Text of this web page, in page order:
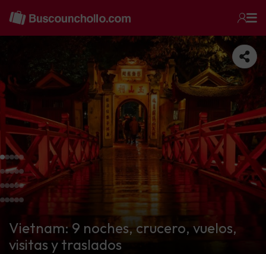
Vietnam: 9 noches, crucero, vuelos,
visitas y traslados